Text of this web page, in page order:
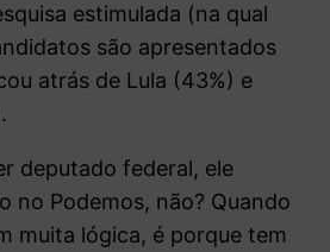
estimulada (na qual
são apresentados
atrás de Lula (43%) e
deputado federal, ele
no Podemos, não? Quando
muita lógica, é porque tem